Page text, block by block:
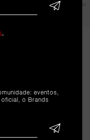
eventos,
o Brands